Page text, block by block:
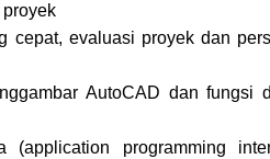
cepat, evaluasi proyek dan
AutoCAD dan fungsi
programming